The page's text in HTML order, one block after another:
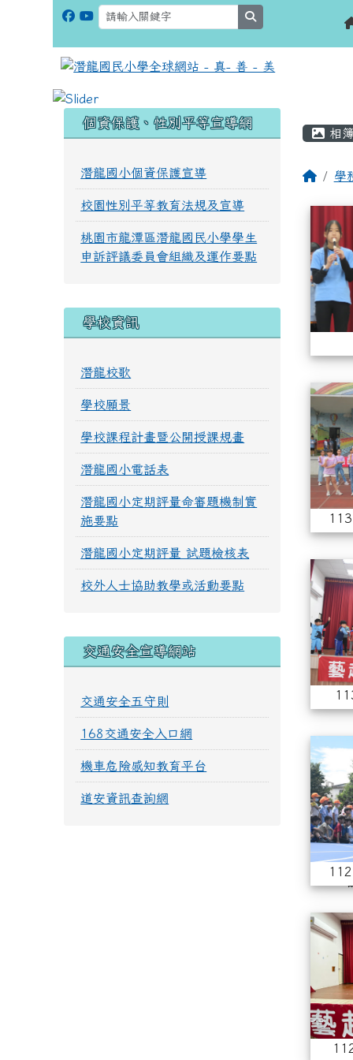
相
學
相
個資保護、性別平等宣導網
潛龍國小個資保護宣導
校園性別平等教育法規及宣導
桃園市龍潭區潛龍國民小學學生
申訴評議委員會組織及運作要點
學校資訊
潛龍校歌
學校願景
學校課程計畫暨公開授課規畫
潛龍國小電話表
潛龍國小定期評量命審題機制實
施要點
潛龍國小定期評量 試題檢核表
校外人士協助教學或活動要點
交通安全宣導網站
交通安全五守則
168交通安全入口網
機車危險感知教育平台
道安資訊查詢網